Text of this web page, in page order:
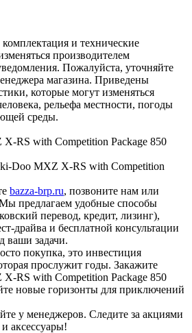
и технические
производителем
Пожалуйста, уточняйте
магазина. Приведены
которые могут изменяться
рельефа местности, погоды
среды.
RS with Competition Package 850
Doo MXZ X-RS with Competition
bazza-brp.ru, позвоните нам или
предлагаем удобные способы
перевод, кредит, лизинг),
драйва и бесплатной консультации
ваши задачи.
покупка, это инвестиция
прослужит годы. Закажите
RS with Competition Package 850
новые горизонты для приключений
у менеджеров. Следите за акциями
аксессуары!